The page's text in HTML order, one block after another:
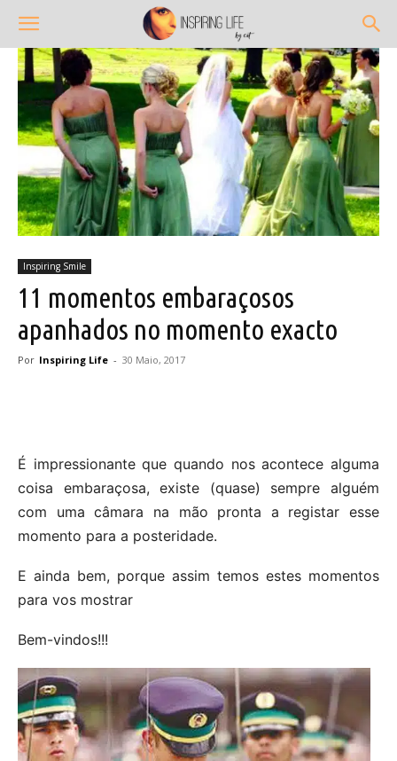
Inspiring Smile
11 momentos embaraçosos
apanhados no momento exacto
Por Inspiring Life - 30 Maio, 2017
É impressionante que quando nos acontece alguma
coisa embaraçosa, existe (quase) sempre alguém
com uma câmara na mão pronta a registar esse
momento para a posteridade.
E ainda bem, porque assim temos estes momentos
para vos mostrar
Bem-vindos!!!